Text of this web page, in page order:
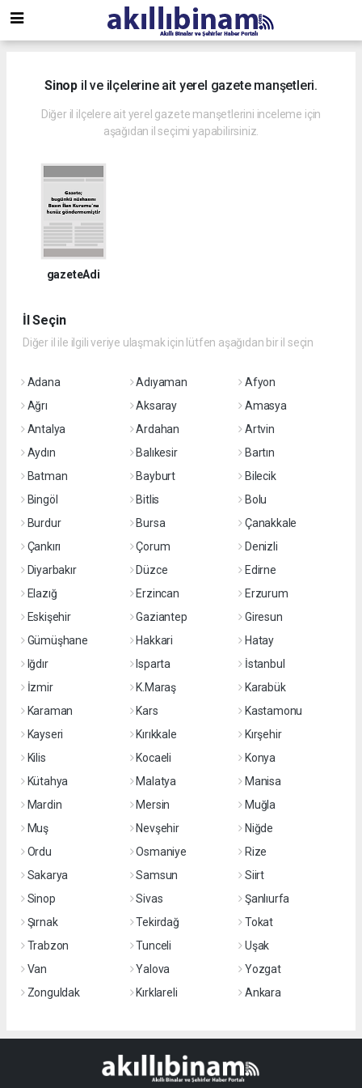
Sinopil ve ilçelerine ait yerel gazete manşetleri.
Diğer il ilçelere ait yerel gazete manşetlerini inceleme için
aşağıdan il seçimi yapabilirsiniz.
gazeteAdi
İl Seçin
Diğer il ile ilgili veriye ulaşmak için lütfen aşağıdan bir il seçin
Adana Adıyaman
Afyon
Ağrı
Aksaray
Amasya
Antalya
Ardahan
Artvin
Aydın
Balıkesir
Bartın
Batman
Bayburt
Bilecik
Bingöl
Bitlis
Bolu
Burdur
Bursa
Çanakkale
Çankırı
Çorum
Denizli
Diyarbakır
Düzce
Edirne
Elazığ
Erzincan
Erzurum
Eskişehir
Gaziantep
Giresun
Gümüşhane
Hakkari
Hatay
Iğdır
Isparta
İstanbul
İzmir
K.Maraş
Karabük
Karaman
Kars
Kastamonu
Kayseri
Kırıkkale
Kırşehir
Kilis
Kocaeli
Konya
Kütahya
Malatya
Manisa
Mardin
Mersin
Muğla
Muş
Nevşehir
Niğde
Ordu
Osmaniye
Rize
Sakarya
Samsun
Siirt
Sinop
Sivas
Şanlıurfa
Şırnak
Tekirdağ
Tokat
Trabzon
Tunceli
Uşak
Van
Yalova
Yozgat
Zonguldak
Kırklareli Ankara